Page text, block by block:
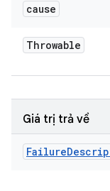
cause
Throwable
Giá trị trả về
Failure